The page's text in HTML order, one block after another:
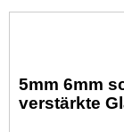
5mm 6mm
verstärkte